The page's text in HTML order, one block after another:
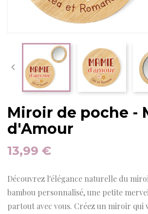

Miroir de poche -
d'Amour
13,99 €
Découvrez l'élégance naturelle du
bambou personnalisé, une petite
partout avec vous. Créez un miroir qui